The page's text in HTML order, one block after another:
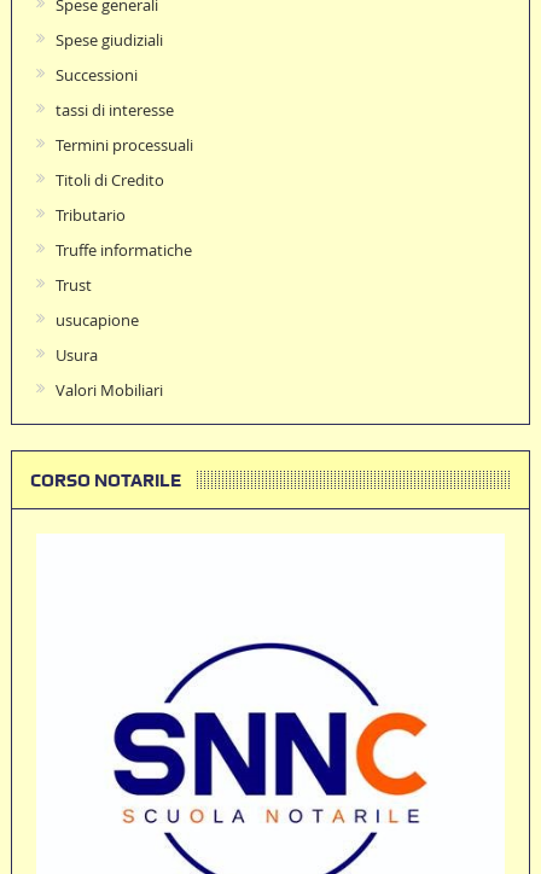
Spese generali
Spese giudiziali
Successioni
tassi di interesse
Termini processuali
Titoli di Credito
Tributario
Truffe informatiche
Trust
usucapione
Usura
Valori Mobiliari
CORSO NOTARILE